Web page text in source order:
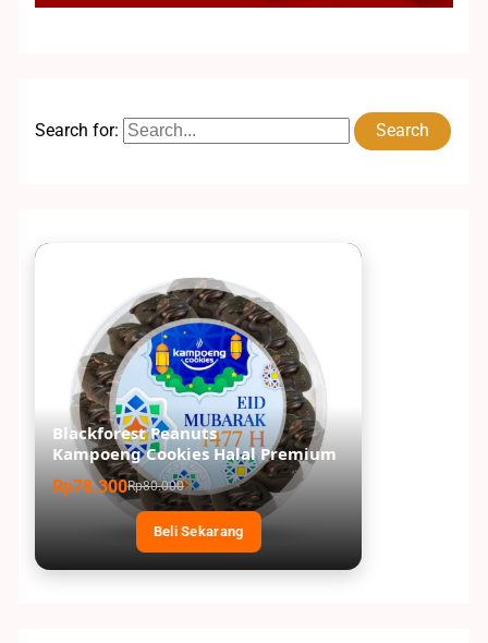
Search for:
Blackforest Peanuts
Kampoeng Cookies Halal Premium
Rp78.300Rp80.000
Beli Sekarang